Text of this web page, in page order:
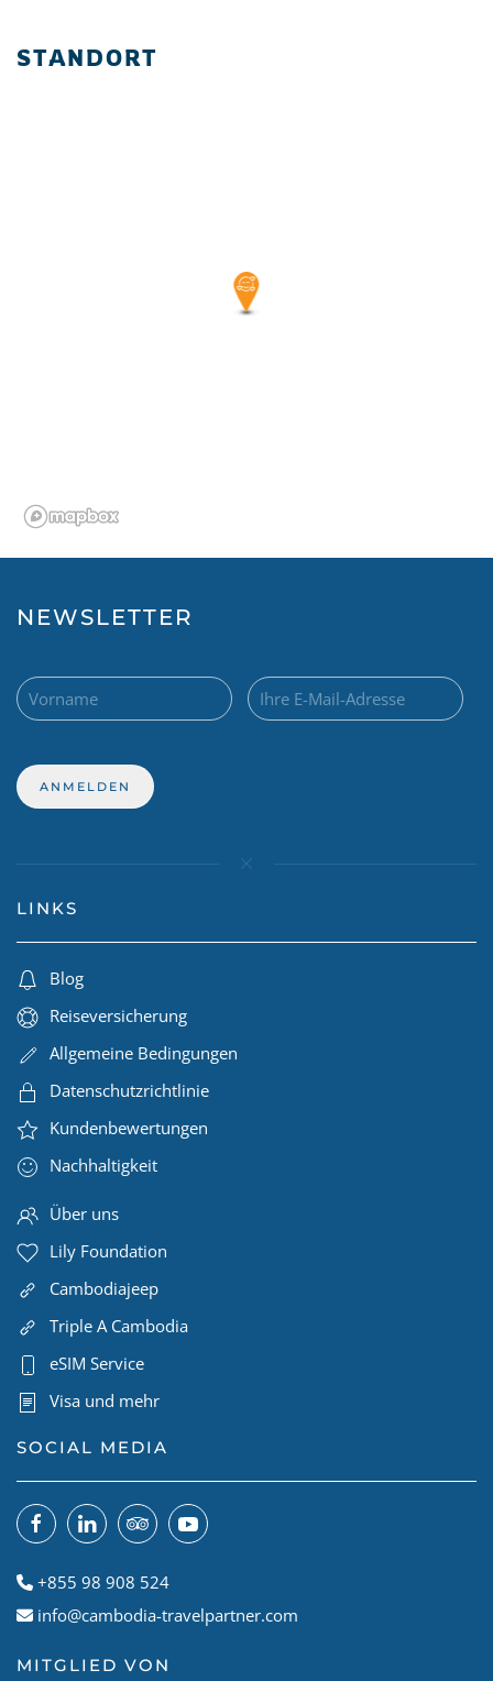
STANDORT
NEWSLETTER
LINKS
Blog
Reiseversicherung
Allgemeine Bedingungen
Datenschutzrichtlinie
Kundenbewertungen
Nachhaltigkeit
Über uns
Lily Foundation
Cambodiajeep
Triple A Cambodia
eSIM Service
Visa und mehr
SOCIAL MEDIA
+855 98 908 524
info@cambodia-travelpartner.com
MITGLIED VON